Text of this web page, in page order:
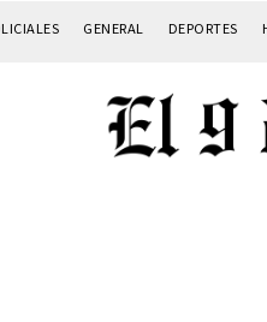
GENERAL DEPORTES